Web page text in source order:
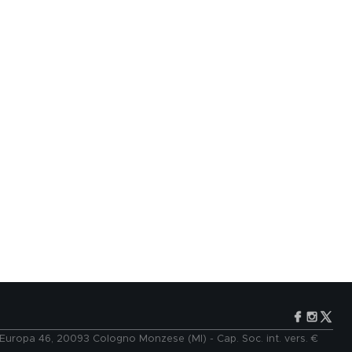
46, 20093 Cologno Monzese (MI) - Cap. Soc. int. vers. €